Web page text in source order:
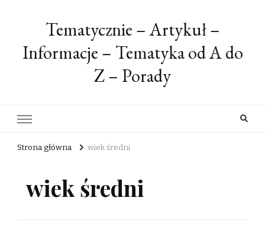
Tematycznie – Artykuł –
Informacje – Tematyka od A do
Z – Porady
Strona główna wiek średni
wiek średni